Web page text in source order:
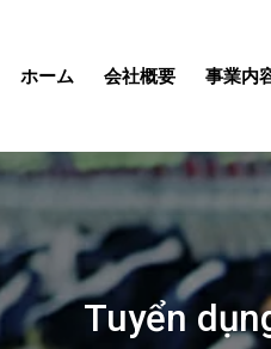
ホーム 会社概要 事業内
Tuyển